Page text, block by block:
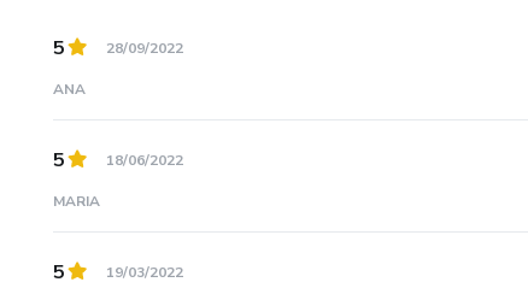
5 28/09/2022
ANA
5 18/06/2022
MARIA
5 19/03/2022